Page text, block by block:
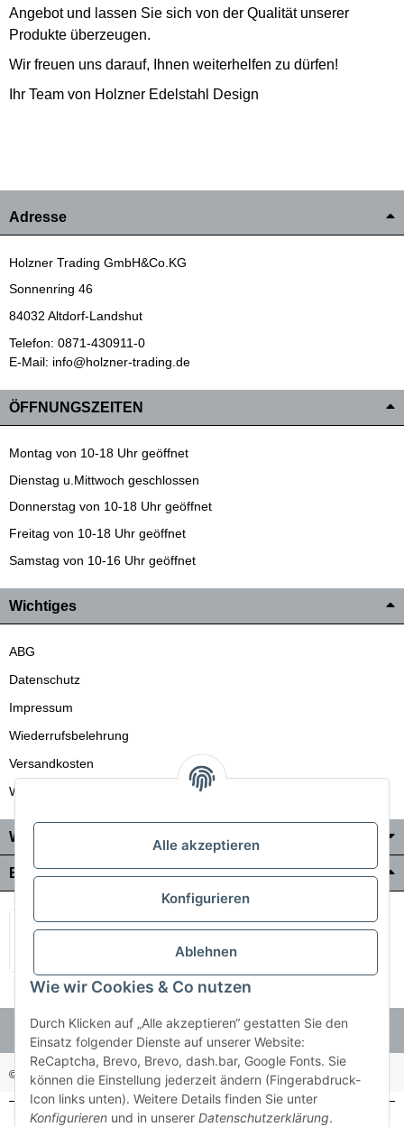
Angebot und lassen Sie sich von der Qualität unserer
Produkte überzeugen.
Wir freuen uns darauf, Ihnen weiterhelfen zu dürfen!
Ihr Team von Holzner Edelstahl Design
Adresse
Holzner Trading GmbH&Co.KG
Sonnenring 46
84032 Altdorf-Landshut
Telefon: 0871-430911-0
E-Mail: info@holzner-trading.de
ÖFFNUNGSZEITEN
Montag von 10-18 Uhr geöffnet
Dienstag u.Mittwoch geschlossen
Donnerstag von 10-18 Uhr geöffnet
Freitag von 10-18 Uhr geöffnet
Samstag von 10-16 Uhr geöffnet
Wichtiges
ABG
Datenschutz
Impressum
Wiederrufsbelehrung
Versandkosten
Wir liefern auch in die Schweiz
Wo Sie uns finden
Bezahlung & Versand
© Holzner-Trading GmbH&Co KG Besucherzähler: 3510286
Alle akzeptieren
Konfigurieren
Ablehnen
Wie wir Cookies & Co nutzen
Durch Klicken auf „Alle akzeptieren“ gestatten Sie den
Einsatz folgender Dienste auf unserer Website:
ReCaptcha, Brevo, Brevo, dash.bar, Google Fonts. Sie
können die Einstellung jederzeit ändern (Fingerabdruck-
Icon links unten). Weitere Details finden Sie unter
Konfigurieren und in unserer Datenschutzerklärung.